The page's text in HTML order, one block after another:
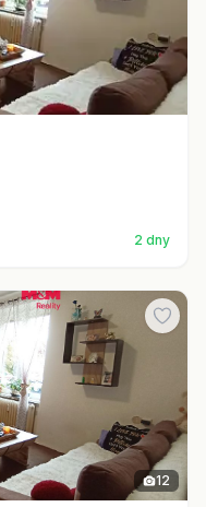
2 dny
12